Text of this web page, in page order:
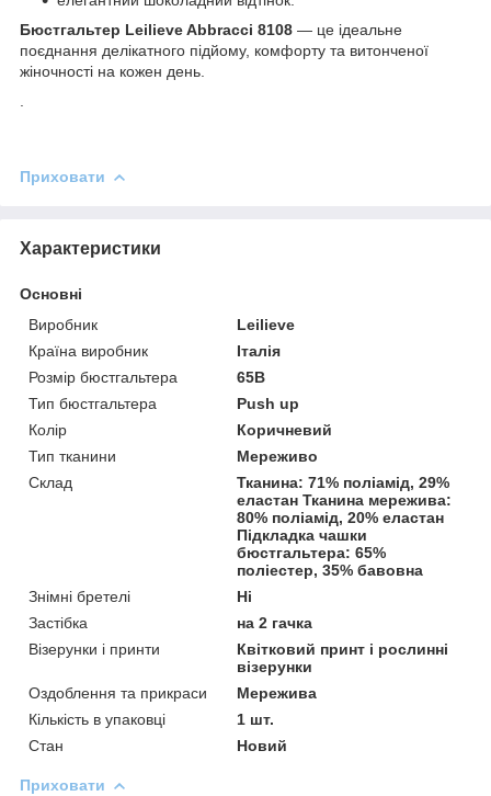
Бюстгальтер Leilieve Abbracci 8108 — це ідеальне
поєднання делікатного підйому, комфорту та витонченої
жіночності на кожен день.
Приховати
Характеристики
Основні
Виробник
Leilieve
Країна виробник
Італія
Розмір бюстгальтера
65B
Тип бюстгальтера
Push up
Колір
Коричневий
Тип тканини
Мереживо
Склад
Тканина: 71% поліамід, 29%
еластан Тканина мережива:
80% поліамід, 20% еластан
Підкладка чашки
бюстгальтера: 65%
поліестер, 35% бавовна
Знімні бретелі
Ні
Застібка
на 2 гачка
Візерунки і принти
Квітковий принт і рослинні
візерунки
Оздоблення та прикраси
Мережива
Кількість в упаковці
1 шт.
Стан
Новий
Приховати